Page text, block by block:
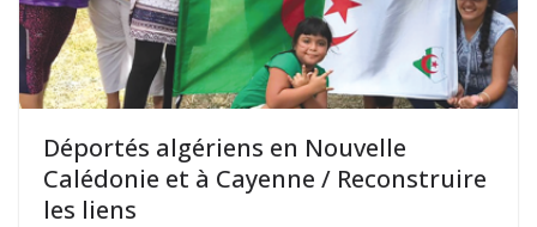
Déportés algériens en Nouvelle
Calédonie et à Cayenne / Reconstruire
les liens